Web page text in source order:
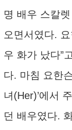
명 배우 스칼
오면서였다.
우 화가 났다”
다. 마침 요한
녀(Her)’에서
던 배우였다.